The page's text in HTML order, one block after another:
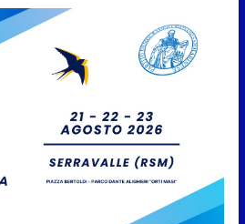
San Marino Academy.
Femminile: quattro Primavera
aggregate alla Prima Squadra
8 Agosto 2026
San Marino. “Cena Tramonto &
Live” una serata di
cucina e solidarietà, a Faetano.